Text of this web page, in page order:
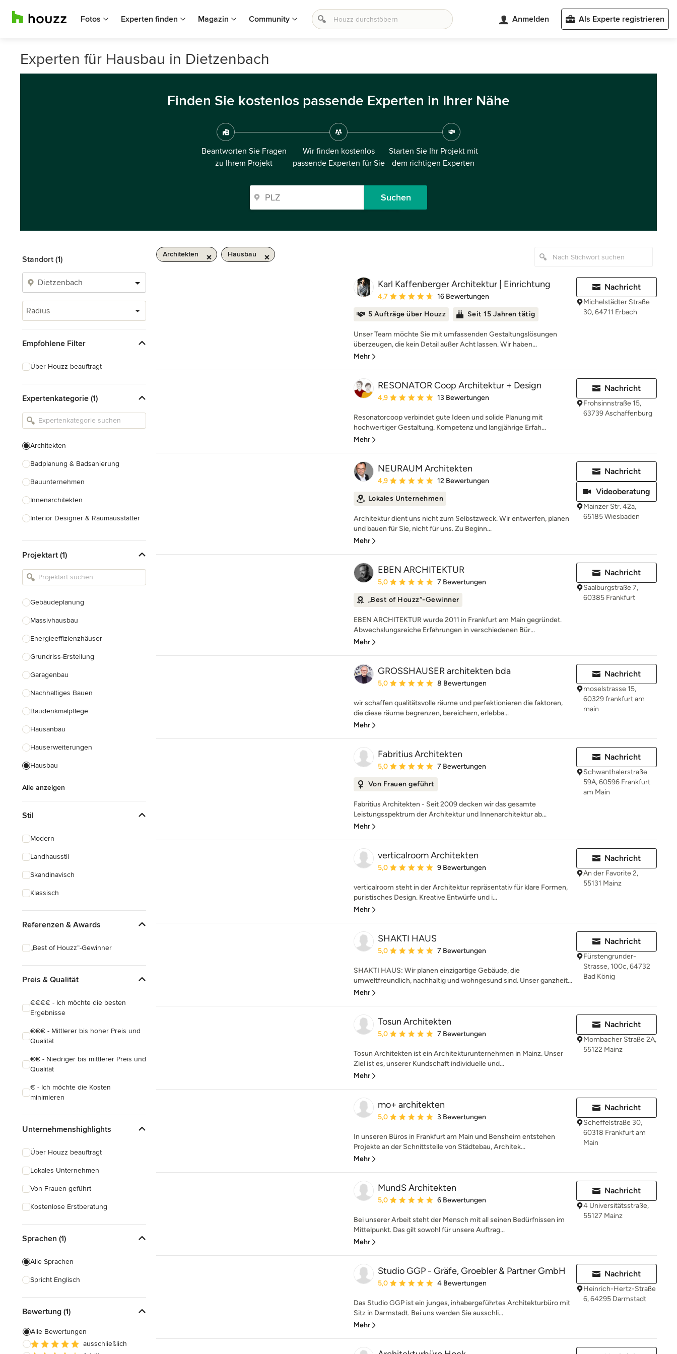
Fotos Experten finden Magazin Community Anmelden Als Experte registrieren
Experten für Hausbau in Dietzenbach
Finden Sie kostenlos passende Experten in Ihrer Nähe
Beantworten Sie Fragen
zu Ihrem Projekt
Wir finden kostenlos
passende Experten für Sie
Starten Sie Ihr Projekt mit
dem richtigen Experten
Suchen
Standort (1)
Radius
Empfohlene Filter
Über Houzz beauftragt
Expertenkategorie (1)
Architekten
Badplanung & Badsanierung
Bauunternehmen
Innenarchitekten
Interior Designer & Raumausstatter
Landschaftsarchitekten
Armaturen & Sanitärbedarf
Einbauschränke
Projektart (1)
Gebäudeplanung
Massivhausbau
Energieeffizienzhäuser
Grundriss-Erstellung
Garagenbau
Nachhaltiges Bauen
Baudenkmalpflege
Hausanbau
Hauserweiterungen
Hausbau
Alle anzeigen
Stil
Modern
Landhausstil
Skandinavisch
Klassisch
Referenzen & Awards
„Best of Houzz“-Gewinner
Preis & Qualität
€€€€ - Ich möchte die besten
Ergebnisse
€€€ - Mittlerer bis hoher Preis und
Qualität
€€ - Niedriger bis mittlerer Preis und
Qualität
€ - Ich möchte die Kosten
minimieren
Unternehmenshighlights
Über Houzz beauftragt
Lokales Unternehmen
Von Frauen geführt
Kostenlose Erstberatung
Sprachen (1)
Alle Sprachen
Spricht Englisch
Bewertung (1)
Alle Bewertungen
ausschließlich
Architekten Hausbau
Karl Kaffenberger Architektur | Einrichtung
Durchschnittliche Bewertung: 4.7 von 5 Sternen
4,7 16 Bewertungen
5 Aufträge über Houzz Seit 15 Jahren tätig
Unser Team möchte Sie mit umfassenden Gestaltungslösungen
überzeugen, die kein Detail außer Acht lassen. Wir haben...
Mehr
Nachricht
Michelstädter Straße
30, 64711 Erbach
RESONATOR Coop Architektur + Design
Durchschnittliche Bewertung: 4.9 von 5 Sternen
4,9 13 Bewertungen
Resonatorcoop verbindet gute Ideen und solide Planung mit
hochwertiger Gestaltung. Kompetenz und langjährige Erfah...
Mehr
Nachricht
Frohsinnstraße 15,
63739 Aschaffenburg
NEURAUM Architekten
Durchschnittliche Bewertung: 4.9 von 5 Sternen
4,9 12 Bewertungen
Lokales Unternehmen
Architektur dient uns nicht zum Selbstzweck. Wir entwerfen, planen
und bauen für Sie, nicht für uns. Zu Beginn...
Mehr
Nachricht
Videoberatung
Mainzer Str. 42a,
65185 Wiesbaden
EBEN ARCHITEKTUR
Durchschnittliche Bewertung: 5 von 5 Sternen
5,0 7 Bewertungen
„Best of Houzz“-Gewinner
EBEN ARCHITEKTUR wurde 2011 in Frankfurt am Main gegründet.
Abwechslungsreiche Erfahrungen in verschiedenen Bür...
Mehr
Nachricht
Saalburgstraße 7,
60385 Frankfurt
GROSSHAUSER architekten bda
Durchschnittliche Bewertung: 5 von 5 Sternen
5,0 8 Bewertungen
wir schaffen qualitätsvolle räume und perfektionieren die faktoren,
die diese räume begrenzen, bereichern, erlebba...
Mehr
Nachricht
moselstrasse 15,
60329 frankfurt am
main
Fabritius Architekten
Durchschnittliche Bewertung: 5 von 5 Sternen
5,0 7 Bewertungen
Von Frauen geführt
Fabritius Architekten - Seit 2009 decken wir das gesamte
Leistungsspektrum der Architektur und Innenarchitektur ab...
Mehr
Nachricht
Schwanthalerstraße
59A, 60596 Frankfurt
am Main
verticalroom Architekten
Durchschnittliche Bewertung: 5 von 5 Sternen
5,0 9 Bewertungen
verticalroom steht in der Architektur repräsentativ für klare Formen,
puristisches Design. Kreative Entwürfe und i...
Mehr
Nachricht
An der Favorite 2,
55131 Mainz
SHAKTI HAUS
Durchschnittliche Bewertung: 5 von 5 Sternen
5,0 7 Bewertungen
SHAKTI HAUS: Wir planen einzigartige Gebäude, die
umweltfreundlich, nachhaltig und wohngesund sind. Unser ganzheit...
Mehr
Nachricht
Fürstengrunder-
Strasse, 100c, 64732
Bad König
Tosun Architekten
Durchschnittliche Bewertung: 5 von 5 Sternen
5,0 7 Bewertungen
Tosun Architekten ist ein Architekturunternehmen in Mainz. Unser
Ziel ist es, unserer Kundschaft individuelle und...
Mehr
Nachricht
Mombacher Straße 2A,
55122 Mainz
mo+ architekten
Durchschnittliche Bewertung: 5 von 5 Sternen
5,0 3 Bewertungen
In unseren Büros in Frankfurt am Main und Bensheim entstehen
Projekte an der Schnittstelle von Städtebau, Architek...
Mehr
Nachricht
Scheffelstraße 30,
60318 Frankfurt am
Main
MundS Architekten
Durchschnittliche Bewertung: 5 von 5 Sternen
5,0 6 Bewertungen
Bei unserer Arbeit steht der Mensch mit all seinen Bedürfnissen im
Mittelpunkt. Das gilt sowohl für unsere Auftrag...
Mehr
Nachricht
4 Universitätsstraße,
55127 Mainz
Studio GGP - Gräfe, Groebler & Partner GmbH
Durchschnittliche Bewertung: 5 von 5 Sternen
5,0 4 Bewertungen
Das Studio GGP ist ein junges, inhabergeführtes Architekturbüro mit
Sitz in Darmstadt. Bei uns werden Sie ausschli...
Mehr
Nachricht
Heinrich-Hertz-Straße
6, 64295 Darmstadt